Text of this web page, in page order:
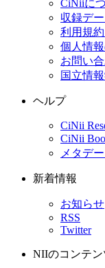
CiNiiに
収録デ
利用規
個人情
お問い
国立情
ヘルプ
CiNii
CiNii
メタデ
新着情報
お知らせ
RSS
Twitter
NIIのコンテン